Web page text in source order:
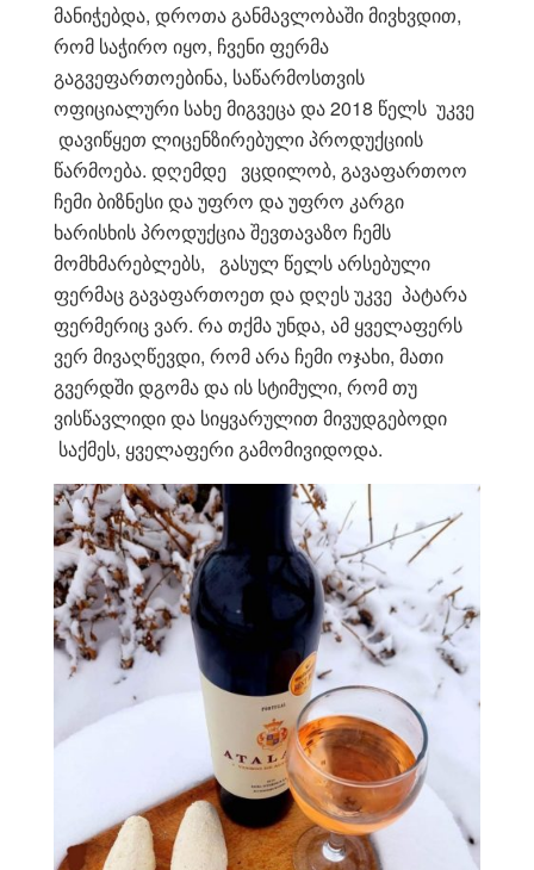
მანიჭებდა, დროთა განმავლობაში მივხვდით,
რომ საჭირო იყო, ჩვენი ფერმა
გაგვეფართოებინა, საწარმოსთვის
ოფიციალური სახე მიგვეცა და 2018 წელს უკვე
დავიწყეთ ლიცენზირებული პროდუქციის
წარმოება. დღემდე ვცდილობ, გავაფართოო
ჩემი ბიზნესი და უფრო და უფრო კარგი
ხარისხის პროდუქცია შევთავაზო ჩემს
მომხმარებლებს, გასულ წელს არსებული
ფერმაც გავაფართოეთ და დღეს უკვე პატარა
ფერმერიც ვარ. რა თქმა უნდა, ამ ყველაფერს
ვერ მივაღწევდი, რომ არა ჩემი ოჯახი, მათი
გვერდში დგომა და ის სტიმული, რომ თუ
ვისწავლიდი და სიყვარულით მივუდგებოდი
საქმეს, ყველაფერი გამომივიდოდა.